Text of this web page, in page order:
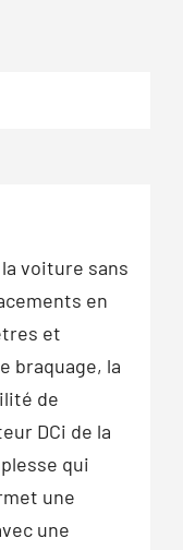
voiture sans
en
et
braquage, la
de
DCi de la
qui
une
une